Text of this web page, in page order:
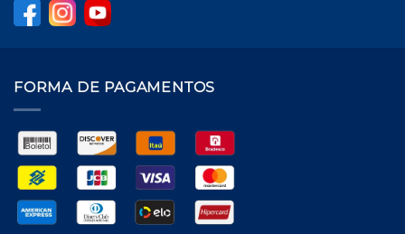
FORMA DE PAGAMENTOS